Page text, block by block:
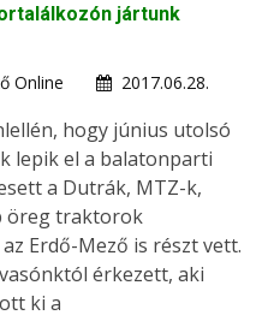
jártunk
Online
2017.06.28.
hogy június utolsó
lepik el a balatonparti
a Dutrák, MTZ-k,
öreg traktorok
Erdő-Mező is részt vett.
érkezett, aki
ki a